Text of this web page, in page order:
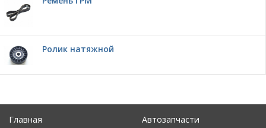
Ролик натяжной
Главная
Автозапчасти